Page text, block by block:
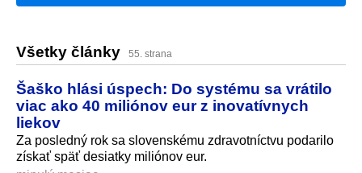
Všetky články 55. strana
Šaško hlási úspech: Do systému sa vrátilo
viac ako 40 miliónov eur z inovatívnych
liekov
Za posledný rok sa slovenskému zdravotníctvu podarilo
získať späť desiatky miliónov eur.